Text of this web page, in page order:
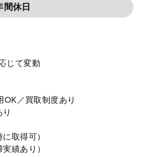
間休日
じて変動
OK／買取制度あり
取得可）
績あり）